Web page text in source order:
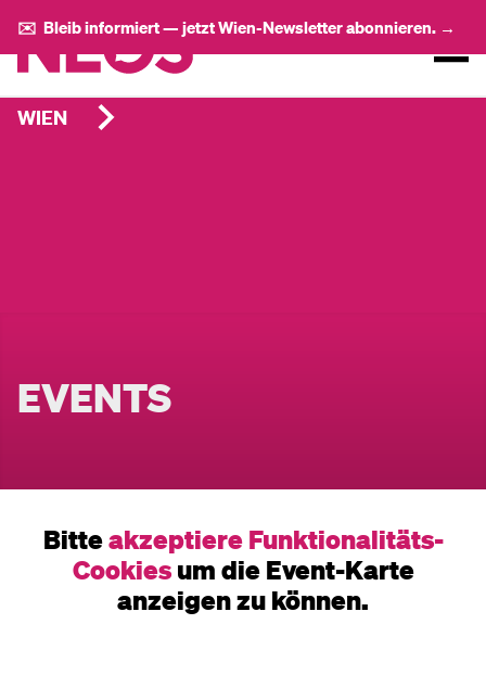
✉️ Bleib informiert — jetzt Wien-Newsletter abonnieren. →
WIEN
EVENTS
Bitteakzeptiere Funktionalitäts-
Cookiesum die Event-Karte
anzeigen zu können.